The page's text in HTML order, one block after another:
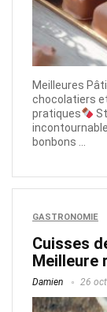
Meilleures
chocolatiers
pratiques
bonbons ...
GASTRONOMIE
Cuisses
Meilleure
Damien 26